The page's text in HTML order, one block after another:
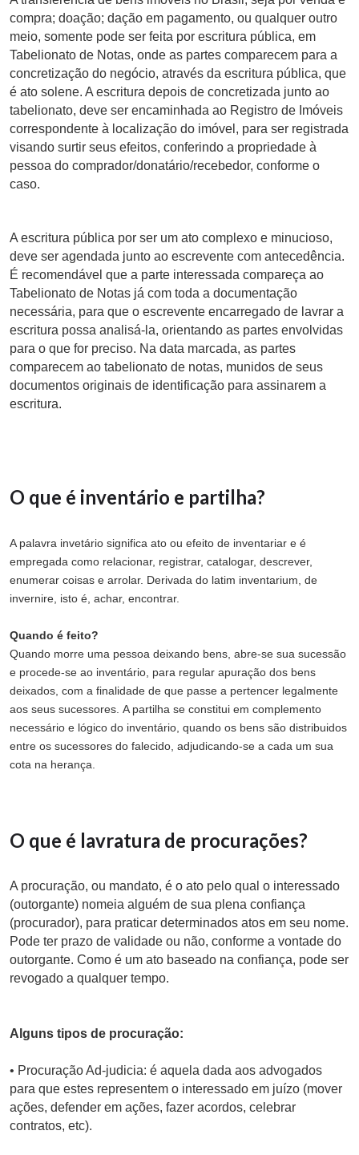
compra; doação; dação em pagamento, ou qualquer outro
meio, somente pode ser feita por escritura pública, em
Tabelionato de Notas, onde as partes comparecem para a
concretização do negócio, através da escritura pública, que
é ato solene. A escritura depois de concretizada junto ao
tabelionato, deve ser encaminhada ao Registro de Imóveis
correspondente à localização do imóvel, para ser registrada
visando surtir seus efeitos, conferindo a propriedade à
pessoa do comprador/donatário/recebedor, conforme o
caso.
A escritura pública por ser um ato complexo e minucioso,
deve ser agendada junto ao escrevente com antecedência.
É recomendável que a parte interessada compareça ao
Tabelionato de Notas já com toda a documentação
necessária, para que o escrevente encarregado de lavrar a
escritura possa analisá-la, orientando as partes envolvidas
para o que for preciso. Na data marcada, as partes
comparecem ao tabelionato de notas, munidos de seus
documentos originais de identificação para assinarem a
escritura.
O que é inventário e partilha?
A palavra invetário significa ato ou efeito de inventariar e é
empregada como relacionar, registrar, catalogar, descrever,
enumerar coisas e arrolar. Derivada do latim inventarium, de
invernire, isto é, achar, encontrar.
Quando é feito?
Quando morre uma pessoa deixando bens, abre-se sua sucessão
e procede-se ao inventário, para regular apuração dos bens
deixados, com a finalidade de que passe a pertencer legalmente
aos seus sucessores. A partilha se constitui em complemento
necessário e lógico do inventário, quando os bens são distribuidos
entre os sucessores do falecido, adjudicando-se a cada um sua
cota na herança.
O que é lavratura de procurações?
A procuração, ou mandato, é o ato pelo qual o interessado
(outorgante) nomeia alguém de sua plena confiança
(procurador), para praticar determinados atos em seu nome.
Pode ter prazo de validade ou não, conforme a vontade do
outorgante. Como é um ato baseado na confiança, pode ser
revogado a qualquer tempo.
Alguns tipos de procuração:
• Procuração Ad-judicia: é aquela dada aos advogados
para que estes representem o interessado em juízo (mover
ações, defender em ações, fazer acordos, celebrar
contratos, etc).